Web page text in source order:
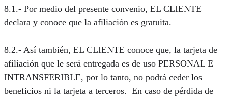
8.1.- Por medio del presente convenio, EL CLIENTE
declara y conoce que la afiliación es gratuita.
8.2.- Así también, EL CLIENTE conoce que, la tarjeta de
afiliación que le será entregada es de uso PERSONAL E
INTRANSFERIBLE, por lo tanto, no podrá ceder los
beneficios ni la tarjeta a terceros. En caso de pérdida de